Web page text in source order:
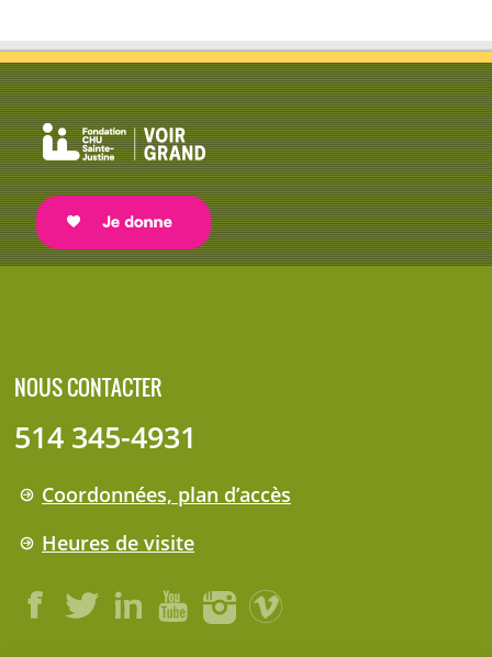
NOUS CONTACTER
514 345-4931
Coordonnées, plan d’accès
Heures de visite